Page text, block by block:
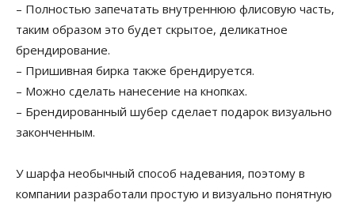
– Полностью запечатать внутреннюю флисовую часть,
таким образом это будет скрытое, деликатное
брендирование.
– Пришивная бирка также брендируется.
– Можно сделать нанесение на кнопках.
– Брендированный шубер сделает подарок визуально
законченным.
У шарфа необычный способ надевания, поэтому в
компании разработали простую и визуально понятную